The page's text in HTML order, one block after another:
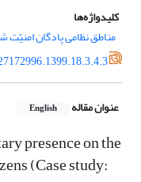
کلیدواژه‌ها
مناطق نظامی پادگان امنیّت
عنوان مقاله English
presence on the
(Case study: